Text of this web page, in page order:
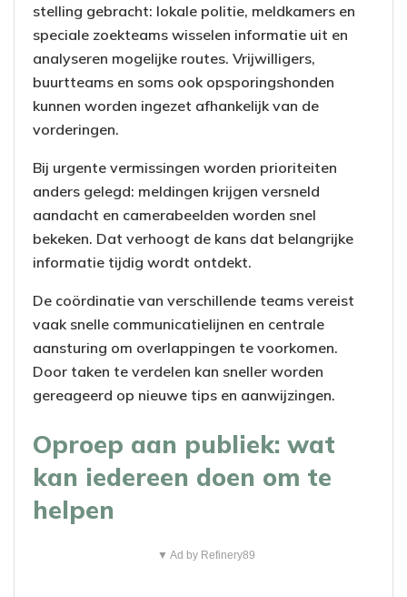
stelling gebracht: lokale politie, meldkamers en
speciale zoekteams wisselen informatie uit en
analyseren mogelijke routes. Vrijwilligers,
buurtteams en soms ook opsporingshonden
kunnen worden ingezet afhankelijk van de
vorderingen.
Bij urgente vermissingen worden prioriteiten
anders gelegd: meldingen krijgen versneld
aandacht en camerabeelden worden snel
bekeken. Dat verhoogt de kans dat belangrijke
informatie tijdig wordt ontdekt.
De coördinatie van verschillende teams vereist
vaak snelle communicatielijnen en centrale
aansturing om overlappingen te voorkomen.
Door taken te verdelen kan sneller worden
gereageerd op nieuwe tips en aanwijzingen.
Oproep aan publiek: wat
kan iedereen doen om te
helpen
▼ Ad by Refinery89